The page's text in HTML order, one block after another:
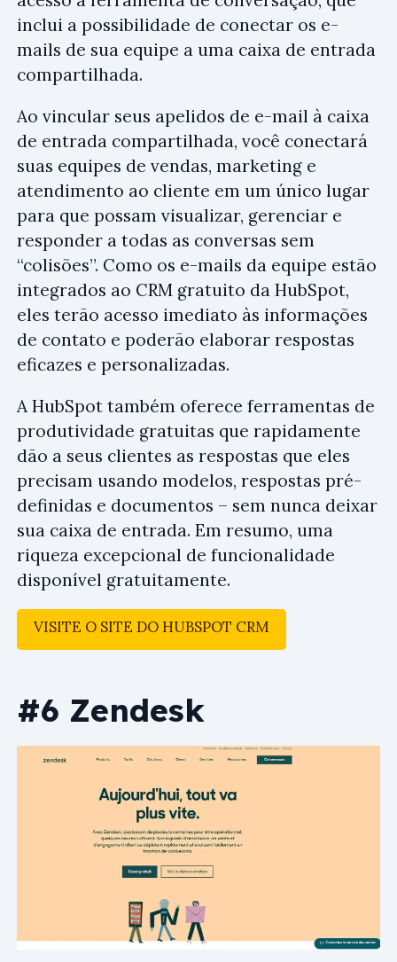
inclui a possibilidade de conectar os e-
mails de sua equipe a uma caixa de entrada
compartilhada.
Ao vincular seus apelidos de e-mail à caixa
de entrada compartilhada, você conectará
suas equipes de vendas, marketing e
atendimento ao cliente em um único lugar
para que possam visualizar, gerenciar e
responder a todas as conversas sem
“colisões”. Como os e-mails da equipe estão
integrados ao CRM gratuito da HubSpot,
eles terão acesso imediato às informações
de contato e poderão elaborar respostas
eficazes e personalizadas.
A HubSpot também oferece ferramentas de
produtividade gratuitas que rapidamente
dão a seus clientes as respostas que eles
precisam usando modelos, respostas pré-
definidas e documentos – sem nunca deixar
sua caixa de entrada. Em resumo, uma
riqueza excepcional de funcionalidade
disponível gratuitamente.
VISITE O SITE DO HUBSPOT CRM
#6 Zendesk